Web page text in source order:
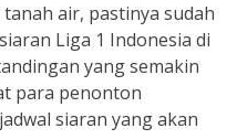
air, pastinya sudah
Liga 1 Indonesia di
yang semakin
para penonton
siaran yang akan